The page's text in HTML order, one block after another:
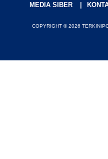
MEDIA SIBER
COPYRIGHT © 2026